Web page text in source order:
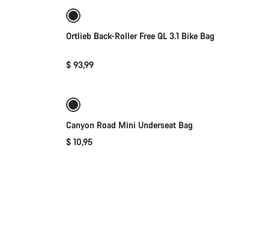
Ortlieb Back-Roller Free QL 3.1 Bike Bag
$ 93,99
Canyon Road Mini Underseat Bag
$ 10,95